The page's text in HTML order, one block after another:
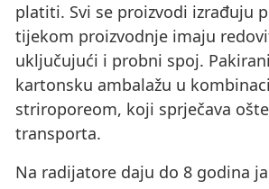
platiti. Svi se proizvodi izrađuju
tijekom proizvodnje imaju
uključujući i probni spoj.
kartonsku ambalažu u
striroporeom, koji sprječava
transporta.
Na radijatore daju do 8 godina